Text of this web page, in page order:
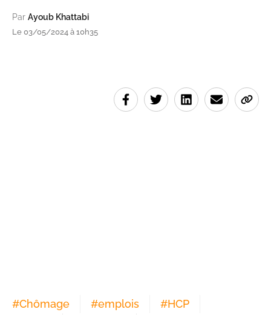
Par Ayoub Khattabi
Le 03/05/2024 à 10h35
#Chômage #emplois #HCP